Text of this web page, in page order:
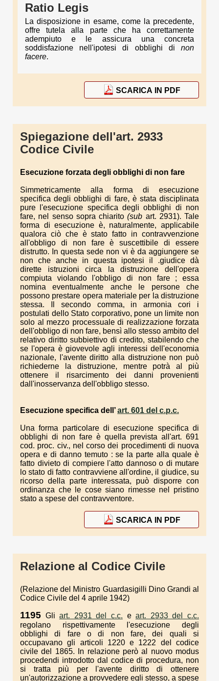
Ratio Legis
La disposizione in esame, come la precedente,
offre tutela alla parte che ha correttamente
adempiuto e le assicura una concreta
soddisfazione nell'ipotesi di obblighi di non
facere.
SCARICA IN PDF
Spiegazione dell'art. 2933
Codice Civile
Esecuzione forzata degli obblighi di non fare
Simmetricamente alla forma di esecuzione
specifica degli ob­blighi di fare, è stata disciplinata
pure l'esecuzione specifica degli obblighi di non
fare, nel senso sopra chiarito(sub art. 2931). Tale
forma di esecuzione è, naturalmente, applicabile
qualora ciò che è stato fatto in contravvenzione
all'obbligo di non fare è suscettibile di essere
distrutto. In questa sede non vi è da aggiungere se
non che anche in questa ipotesi il .giudice dà
dirette istruzioni circa la distruzione dell'opera
compiuta violando l'obbligo di non fare ; essa
nomina eventualmente anche le persone che
possono prestare opera materiale per la distruzione
stessa. Il secondo comma, in armonia cori i
postulati dello Stato corporativo, pone un limite non
solo al mezzo processuale di realizzazione for­zata
dell'obbligo di non fare, bensì allo stesso ambito del
relativo diritto subbiettivo di credito, stabilendo che
se l'opera è giovevole agli interessi dell'economia
nazionale, l'avente diritto alla distruzione non può
richie­derne la distruzione, mentre potrà al più
ottenere il risarcimento dei danni provenienti
dall'inosservanza dell'obbligo stesso.
Esecuzione specifica dell’art. 601 del c.p.c.
Una forma particolare di esecuzione specifica di
obblighi di non fare è quella prevista all'art. 691
cod. proc. civ., nel corso dei pro­cedimenti di nuova
opera e di danno temuto : se la parte alla quale è
fatto divieto di compiere l'atto dannoso o di mutare
lo stato di fatto contravviene all'ordine, il giudice, su
ricorso della parte interessata, può disporre con
ordinanza che le cose siano rimesse nel pristino
stato a spese del contravventore.
SCARICA IN PDF
Relazione al Codice Civile
(Relazione del Ministro Guardasigilli Dino Grandi al
Codice Civile del 4 aprile 1942)
1195 Gliart. 2931 del c.c. eart. 2933 del c.c.
regolano rispettivamente l'esecuzione degli
obblighi di fare o di non fare, dei quali si
occupavano gli articoli 1220 e 1222 del codice
civile del 1865. In relazione però al nuovo modus
procedendi introdotto dal codice di procedura, non
si tratta più per l'avente diritto di ottenere
un'autorizzazione a provvedere egli stesso, a spese